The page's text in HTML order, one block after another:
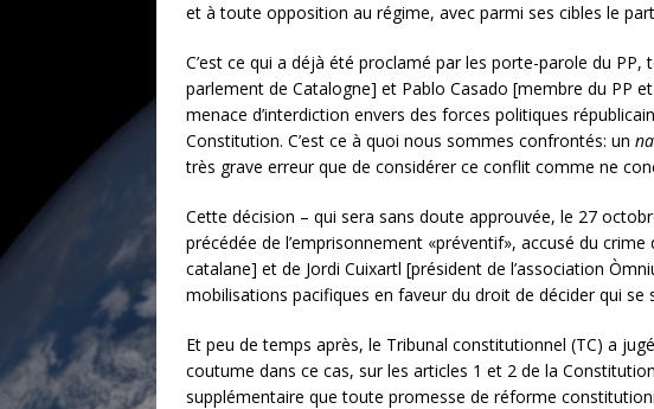
et à toute opposition au régime, avec parmi ses cibles le
C’est ce qui a déjà été proclamé par les porte-parole du
parlement de Catalogne] et Pablo Casado [membre du PP
menace d’interdiction envers des forces politiques
Constitution. C’est ce à quoi nous sommes confrontés: un
très grave erreur que de considérer ce conflit comme ne
Cette décision – qui sera sans doute approuvée, le 27
précédée de l’emprisonnement «préventif», accusé du
catalane] et de Jordi Cuixartl [président de l’association
mobilisations pacifiques en faveur du droit de décider qui se
Et peu de temps après, le Tribunal constitutionnel (TC) a
coutume dans ce cas, sur les articles 1 et 2 de la
supplémentaire que toute promesse de réforme